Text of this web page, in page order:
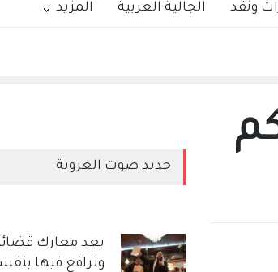
ونقد الجالية العربية المزيد
جديد صوت العروبة
بعد معارك
وترافع فيها